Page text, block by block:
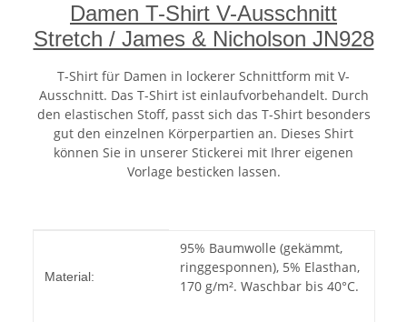
Damen T-Shirt V-Ausschnitt
Stretch / James & Nicholson JN928
T-Shirt für Damen in lockerer Schnittform mit V-
Ausschnitt. Das T-Shirt ist einlaufvorbehandelt. Durch
den elastischen Stoff, passt sich das T-Shirt besonders
gut den einzelnen Körperpartien an. Dieses Shirt
können Sie in unserer Stickerei mit Ihrer eigenen
Vorlage besticken lassen.
Material:
95% Baumwolle (gekämmt,
ringgesponnen), 5% Elasthan,
170 g/m². Waschbar bis 40°C.